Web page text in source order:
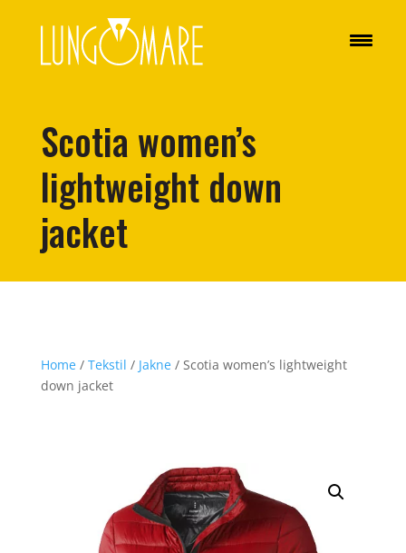
Scotia women’s
lightweight down
jacket
Home/ Tekstil / Jakne/ Scotia women’s lightweight
down jacket